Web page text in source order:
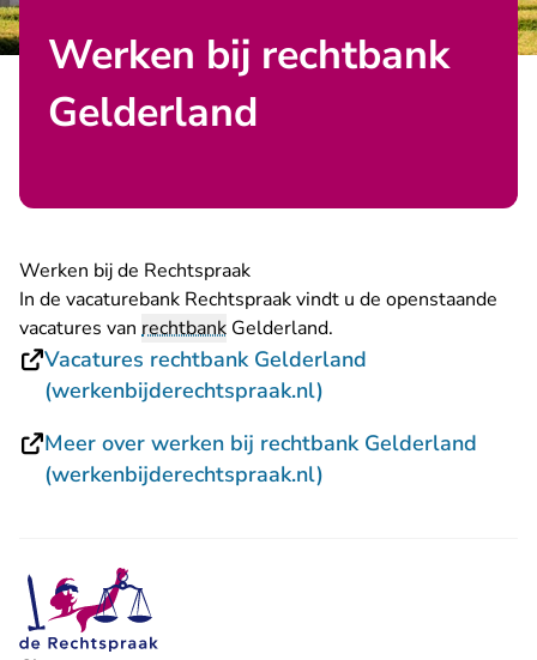
Werken bij rechtbank
Gelderland
Werken bij de Rechtspraak
In de vacaturebank Rechtspraak vindt u de openstaande
vacatures van rechtbank Gelderland.
Vacatures rechtbank Gelderland
(werkenbijderechtspraak.nl)
Meer over werken bij rechtbank Gelderland
(werkenbijderechtspraak.nl)